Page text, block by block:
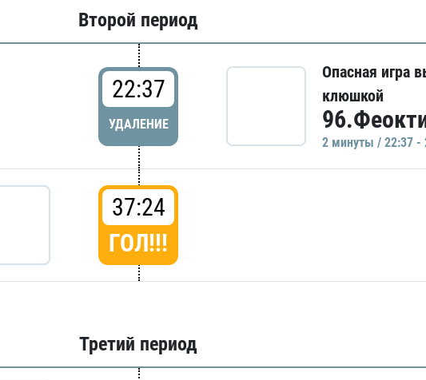
Второй период
22:37
УДАЛЕНИЕ
Опасная игра
клюшкой
2 минуты / 22:37 -
37:24
ГОЛ!!!
Третий период